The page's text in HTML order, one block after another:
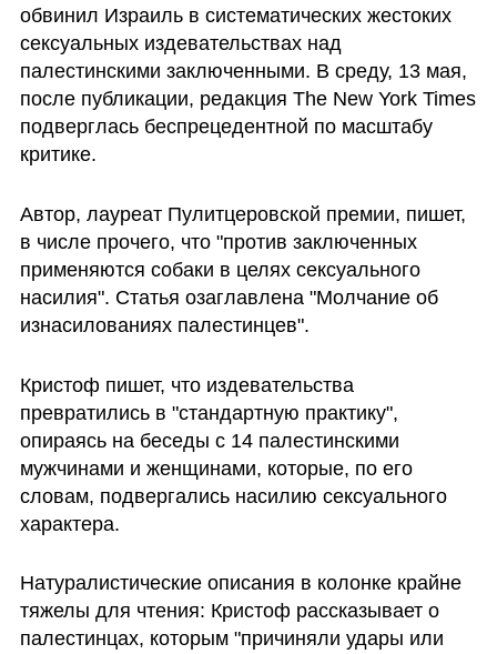
обвинил Израиль в систематических жестоких
сексуальных издевательствах над
палестинскими заключенными. В среду, 13 мая,
после публикации, редакция The New York Times
подверглась беспрецедентной по масштабу
критике.
Автор, лауреат Пулитцеровской премии, пишет,
в числе прочего, что "против заключенных
применяются собаки в целях сексуального
насилия". Статья озаглавлена "Молчание об
изнасилованиях палестинцев".
Кристоф пишет, что издевательства
превратились в "стандартную практику",
опираясь на беседы с 14 палестинскими
мужчинами и женщинами, которые, по его
словам, подвергались насилию сексуального
характера.
Натуралистические описания в колонке крайне
тяжелы для чтения: Кристоф рассказывает о
палестинцах, которым "причиняли удары или